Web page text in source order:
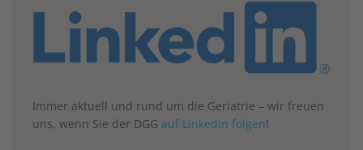
Immer aktuell und rund um die Geriatrie – wir freuen
uns, wenn Sie der DGG auf LinkedIn folgen!